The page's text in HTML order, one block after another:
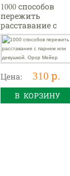
1000 способов
пережить
расставание с
парнем или
девушкой. Орор
Мейер
Цена: 310 р.
В КОРЗИНУ